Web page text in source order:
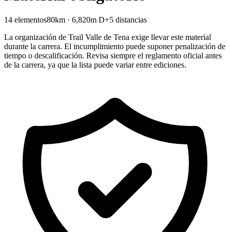
14 elementos80km · 6,820m D+5 distancias
La organización de Trail Valle de Tena exige llevar este material
durante la carrera. El incumplimiento puede suponer penalización de
tiempo o descalificación. Revisa siempre el reglamento oficial antes
de la carrera, ya que la lista puede variar entre ediciones.